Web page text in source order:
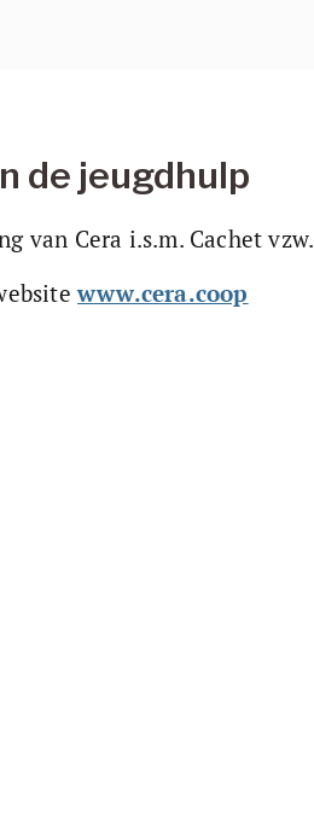
de jeugdhulp
van Cera i.s.m. Cachet vzw.
www.cera.coop